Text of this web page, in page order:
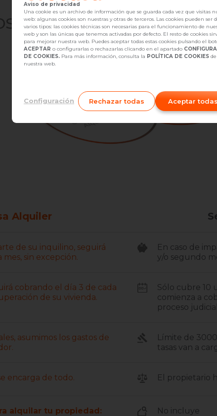
la mejor elecciónen
Alquiler
de su inquilino, seguirá
sin excepción.
En caso de
y/o segundo
cobrando el día 3 de cada
de su vivienda.
Sólo cubre 10
comienza a
proceso judicial.
asumimos los gastos de
Límite de
tasas van a
encarga de todo. El propietario
alquilar tu propiedad:
No incluye
Aviso de privacidad
Una cookie es un archivo de información que se guarda cada vez que visitas
web: algunas cookies son nuestras y otras de terceros. Las cookies pueden ser
varios tipos: las cookies técnicas son necesarias para el funcionamiento de
web y son las únicas que tenemos activadas por defecto. El resto de cookies
para mejorar nuestra web. Puedes aceptar todas estas cookies pulsando el
ACEPTAR o configurarlas o rechazarlas clicando en el apartado
DE COOKIES. Para más información, consulta la POLÍTICA DE COOKIES de
nuestra web.
Configuración Rechazar todas Aceptar